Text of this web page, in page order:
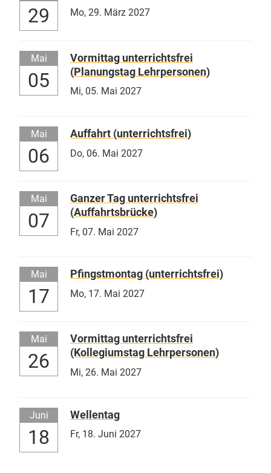
29 Mo, 29. März 2027
Mai
05
Vormittag unterrichtsfrei
(Planungstag Lehrpersonen)
Mi, 05. Mai 2027
Mai
06
Auffahrt (unterrichtsfrei)
Do, 06. Mai 2027
Mai
07
Ganzer Tag unterrichtsfrei
(Auffahrtsbrücke)
Fr, 07. Mai 2027
Mai
17
Pfingstmontag (unterrichtsfrei)
Mo, 17. Mai 2027
Mai
26
Vormittag unterrichtsfrei
(Kollegiumstag Lehrpersonen)
Mi, 26. Mai 2027
Juni
18
Wellentag
Fr, 18. Juni 2027